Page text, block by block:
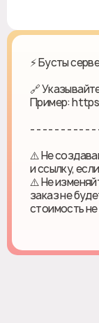
⚡ Бусты
🔗
Пример:
- - - - - - - - - -
⚠️ Не
и ссылку,
⚠️ Не
заказ не
стоимость